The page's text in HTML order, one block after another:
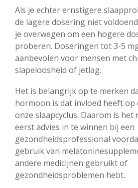
Als je echter ernstigere
de lagere dosering niet
je overwegen om een hogere
proberen. Doseringen tot 3-5
aanbevolen voor mensen met
slapeloosheid of jetlag.
Het is belangrijk op te merken
hormoon is dat invloed heeft op
onze slaapcyclus. Daarom is het
eerst advies in te winnen bij een
gezondheidsprofessional
gebruik van
andere medicijnen gebruikt of
gezondheidsproblemen hebt.